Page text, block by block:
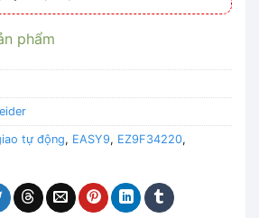
phẩm
tự động, EASY9, EZ9F34220,